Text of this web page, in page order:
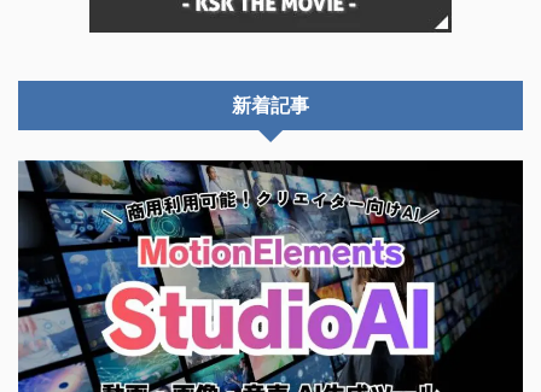
新着記事